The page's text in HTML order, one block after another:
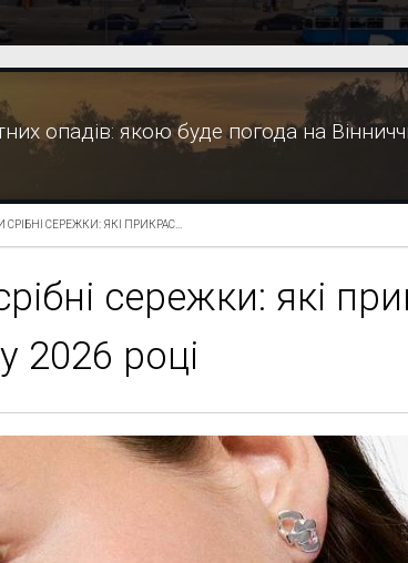
опадів: якою буде погода на
СРІБНІ СЕРЕЖКИ: ЯКІ ПРИКРАС...
сережки: які
2026 році